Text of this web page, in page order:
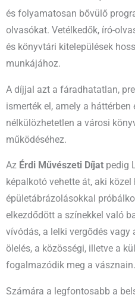
és folyamatosan bővülő
olvasókat. Vetélkedők, író-
és könyvtári kitelepülések
munkájához.
A díjjal azt a fáradhatatlan,
ismerték el, amely a
nélkülözhetetlen a városi
működéséhez.
Az Érdi Művészeti Díjat pedig
képalkotó vehette át, aki közel
épületábrázolásokkal
elkezdődött a színekkel való
vívódás, a lelki vergődés vagy
ölelés, a közösségi, illetve a
fogalmazódik meg a vásznain.
Számára a legfontosabb a